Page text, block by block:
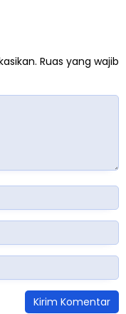
Ruas yang wajib